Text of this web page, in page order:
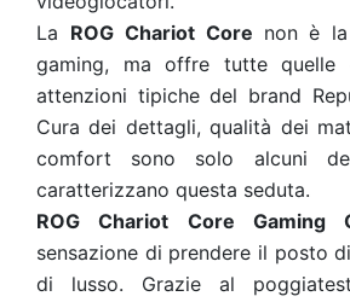
La ROG Chariot Core non è
gaming, ma offre tutte quelle
attenzioni tipiche del brand
Cura dei dettagli, qualità dei
comfort sono solo alcuni
caratterizzano questa seduta.
ROG Chariot Core Gaming
sensazione di prendere il posto
di lusso. Grazie al